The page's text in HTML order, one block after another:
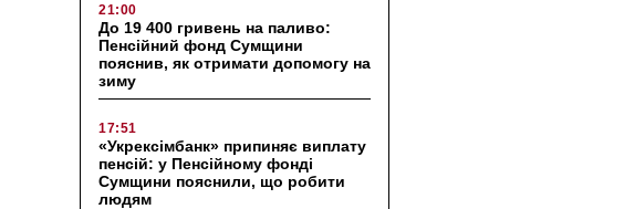
21:00
До 19 400 гривень на паливо:
Пенсійний фонд Сумщини
пояснив, як отримати допомогу на
зиму
17:51
«Укрексімбанк» припиняє виплату
пенсій: у Пенсійному фонді
Сумщини пояснили, що робити
людям